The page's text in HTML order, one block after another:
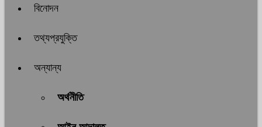
বিনোদন
তথ্যপ্রযুক্তি
অন্যান্য
অর্থনীতি